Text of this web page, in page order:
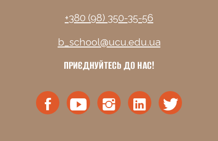
+380 (98) 350-35-56
b_school@ucu.edu.ua
ПРИЄДНУЙТЕСЬ ДО НАС!